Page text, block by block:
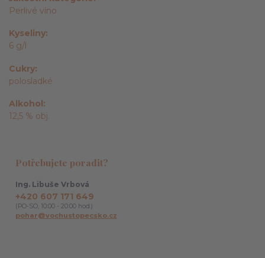
Perlivé víno
Kyseliny
6 g/l
Cukry
polosladké
Alkohol
12,5 % obj.
Potřebujete poradit?
Ing. Libuše Vrbová
+420 607 171 649
(PO-SO, 10:00 - 20:00 hod.)
pohar@vochustopecsko.cz